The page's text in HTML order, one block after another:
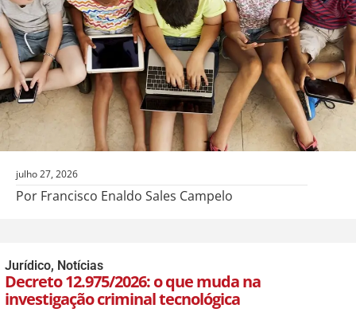
julho 27, 2026
Por Francisco Enaldo Sales Campelo
Jurídico, Notícias
Decreto 12.975/2026: o que muda na
investigação criminal tecnológica